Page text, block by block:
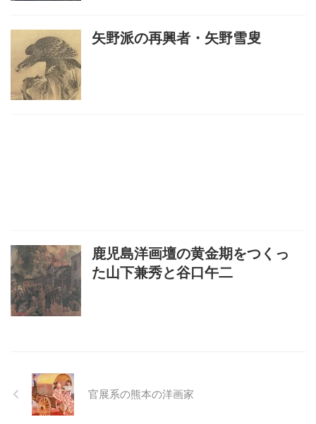
矢野派の再興者・矢野雪叟
鹿児島洋画壇の黄金期をつくっ
た山下兼秀と谷口午二
官展系の熊本の洋画家